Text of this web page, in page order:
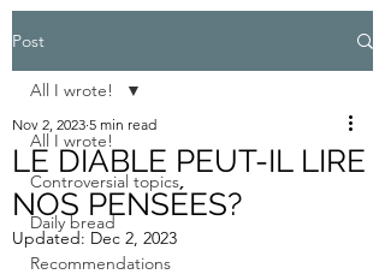
Post
All I wrote!
Controversial topics
Daily bread
Recommendations
All I wrote!
LE DIABLE PEUT-IL LIRE
NOS PENSÉES?
Nov 2, 2023 5 min read
Updated: Dec 2, 2023